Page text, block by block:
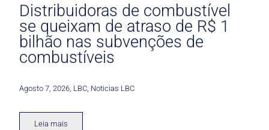
Distribuidoras de combustível
se queixam de atraso de R$ 1
bilhão nas subvenções de
combustíveis
Agosto 7, 2026 LBC Noticias LBC
Leia mais